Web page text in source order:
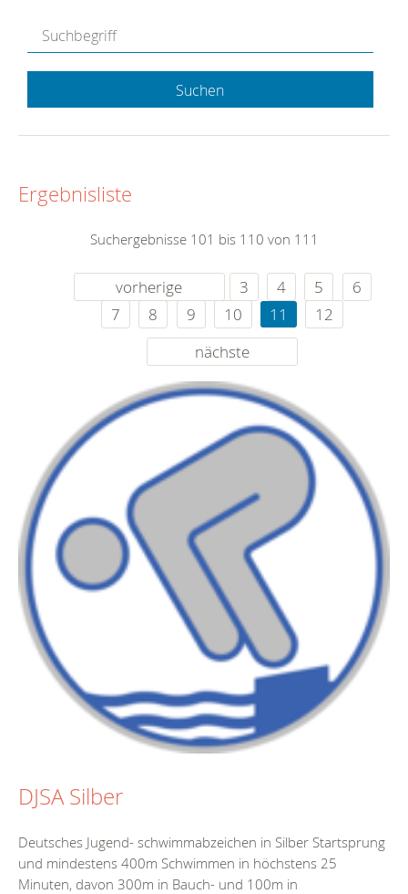
Suchen
Ergebnisliste
Suchergebnisse 101 bis 110 von 111
vorherige 3 4 5
6
7
8 9 10 11
12
nächste
DJSA Silber
Deutsches Jugend- schwimmabzeichen in Silber Startsprung
und mindestens 400m Schwimmen in höchstens 25
Minuten, davon 300m in Bauch- und 100m in